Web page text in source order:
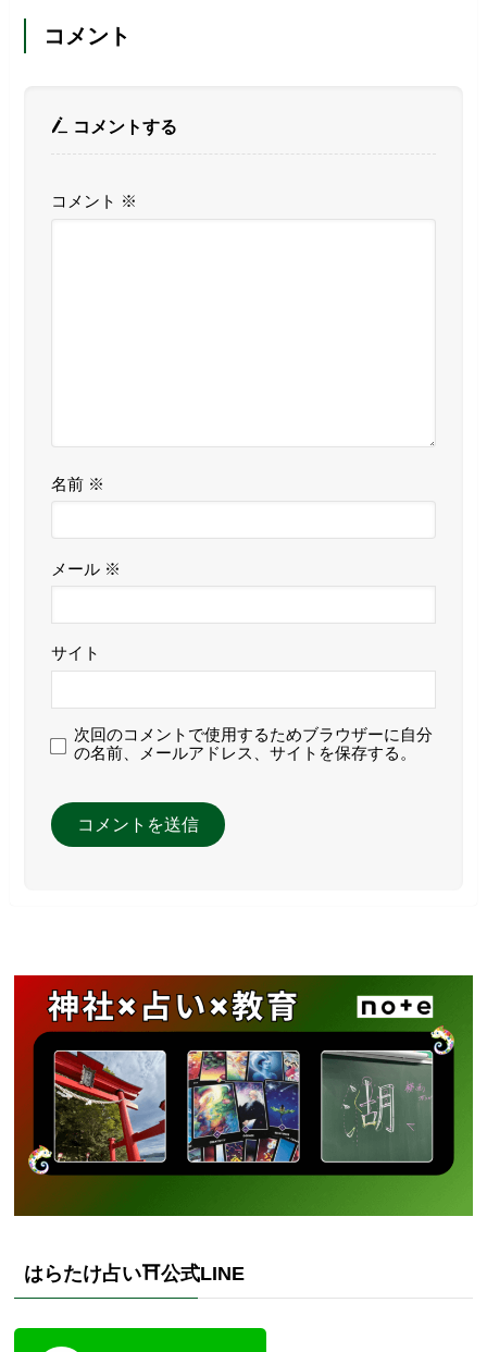
コメント
コメントする
コメント ※
名前 ※
メール ※
サイト
次回のコメントで使用するためブラウザーに自分
の名前、メールアドレス、サイトを保存する。
はらたけ占い⛩️公式LINE